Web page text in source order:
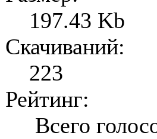
197.43 Kb
Скачиваний:
223
Рейтинг:
Всего